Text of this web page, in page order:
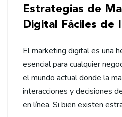
Estrategias de
Digital Fáciles de
El marketing digital es una
esencial para cualquier
el mundo actual donde la
interacciones y decisiones
en línea. Si bien existen